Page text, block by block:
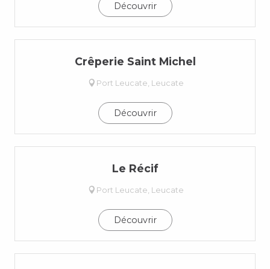
Découvrir
Crêperie Saint Michel
Port Leucate, Leucate
Découvrir
Le Récif
Port Leucate, Leucate
Découvrir